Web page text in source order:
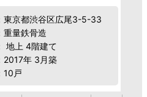
東京都渋谷区広尾3-5-33
重量鉄骨造
地上 4階建て
2017年 3月築
10戸